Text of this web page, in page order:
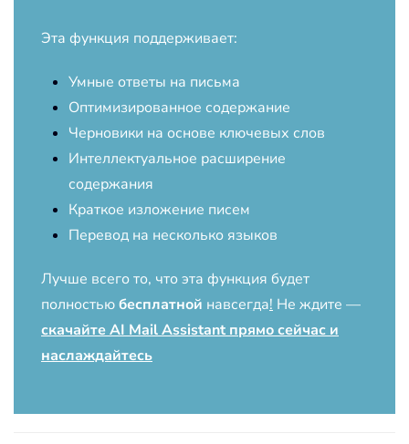
Эта функция поддерживает:
Умные ответы на письма
Оптимизированное содержание
Черновики на основе ключевых слов
Интеллектуальное расширение
содержания
Краткое изложение писем
Перевод на несколько языков
Лучше всего то, что эта функция будет
полностьюбесплатной навсегда! Не ждите —
скачайте AI Mail Assistant прямо сейчас и
наслаждайтесь